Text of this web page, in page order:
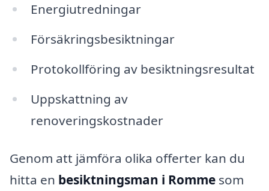
Energiutredningar
Försäkringsbesiktningar
Protokollföring av besiktningsresultat
Uppskattning av
renoveringskostnader
Genom att jämföra olika offerter kan du
hitta en besiktningsman i Romme som